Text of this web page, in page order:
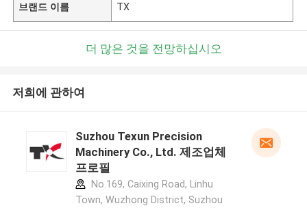
브랜드 이름 TX
더 많은 것을 전망하십시오
저희에 관하여
Suzhou Texun Precision
Machinery Co., Ltd. 제조업체
프로필
No.169, Caixing Road, Linhu
Town, Wuzhong District, Suzhou